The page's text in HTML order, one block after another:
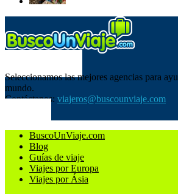
Seleccionamos las mejores agencias para
mundo.
Contáctanos: viajeros@buscounviaje.com
BuscoUnViaje.com
Blog
Guías de viaje
Viajes por Europa
Viajes por Ásia